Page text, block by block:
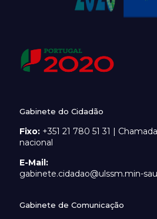
Gabinete do Cidadão
Fixo: +351 21 780 51 31 |
nacional
E-Mail:
gabinete.cidadao@ulssm.min-
Gabinete de Comunicação